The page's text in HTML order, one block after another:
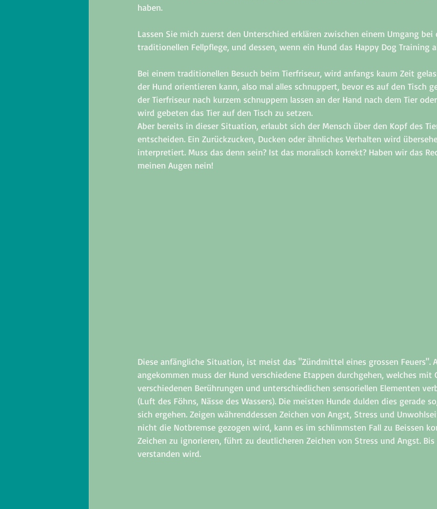
haben.
Lassen Sie mich zuerst den Unterschied erklären zwischen einem Umgang bei
traditionellen Fellpflege, und dessen, wenn ein Hund das Happy Dog Training
Bei einem traditionellen Besuch beim Tierfriseur, wird anfangs kaum Zeit
der Hund orientieren kann, also mal alles schnuppert, bevor es auf den Tisch
der Tierfriseur nach kurzem schnuppern lassen an der Hand nach dem Tier
wird gebeten das Tier auf den Tisch zu setzen.
Aber bereits in dieser Situation, erlaubt sich der Mensch über den Kopf des
entscheiden. Ein Zurückzucken, Ducken oder ähnliches Verhalten wird
interpretiert. Muss das denn sein? Ist das moralisch korrekt? Haben wir das
meinen Augen nein!
Diese anfängliche Situation, ist meist das "Zündmittel eines grossen Feuers".
angekommen muss der Hund verschiedene Etappen durchgehen, welches mit
verschiedenen Berührungen und unterschiedlichen sensoriellen Elementen
(Luft des Föhns, Nässe des Wassers). Die meisten Hunde dulden dies gerade
sich ergehen. Zeigen währenddessen Zeichen von Angst, Stress und
nicht die Notbremse gezogen wird, kann es im schlimmsten Fall zu Beissen
Zeichen zu ignorieren, führt zu deutlicheren Zeichen von Stress und Angst. Bis
verstanden wird.